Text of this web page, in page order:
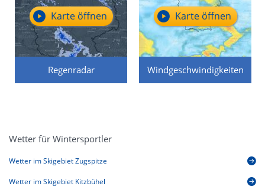
Regenradar
Karte öffnen
Windgeschwindigkeiten
Karte öffnen
Wetter für Wintersportler
Wetter im Skigebiet Zugspitze
Wetter im Skigebiet Kitzbühel